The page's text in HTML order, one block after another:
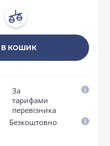
КОШИК
За
тарифами
перевізника
Безкоштовно